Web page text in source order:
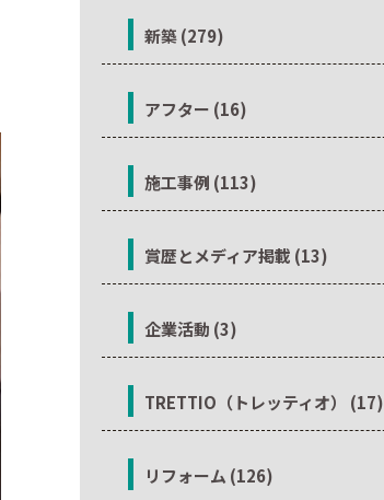
新築 (279)
アフター (16)
施工事例 (113)
賞歴とメディア掲載 (13)
企業活動 (3)
TRETTIO（トレッティオ） (17)
リフォーム (126)